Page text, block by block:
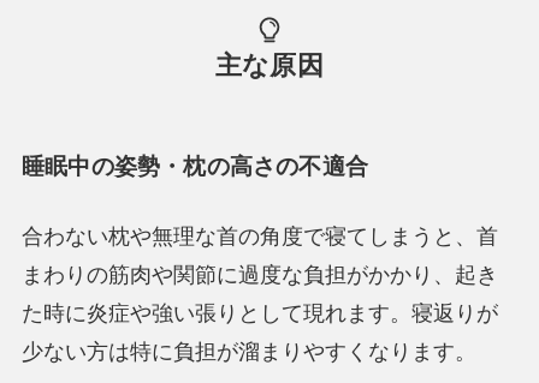
主な原因
睡眠中の姿勢・枕の高さの不適合
合わない枕や無理な首の角度で寝てしまうと、首
まわりの筋肉や関節に過度な負担がかかり、起き
た時に炎症や強い張りとして現れます。寝返りが
少ない方は特に負担が溜まりやすくなります。